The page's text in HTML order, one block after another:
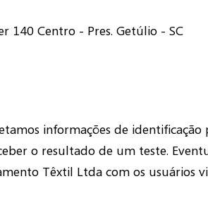
140 Centro - Pres. Getúlio - SC
informações de
o resultado de um teste.
Têxtil Ltda com os usuários